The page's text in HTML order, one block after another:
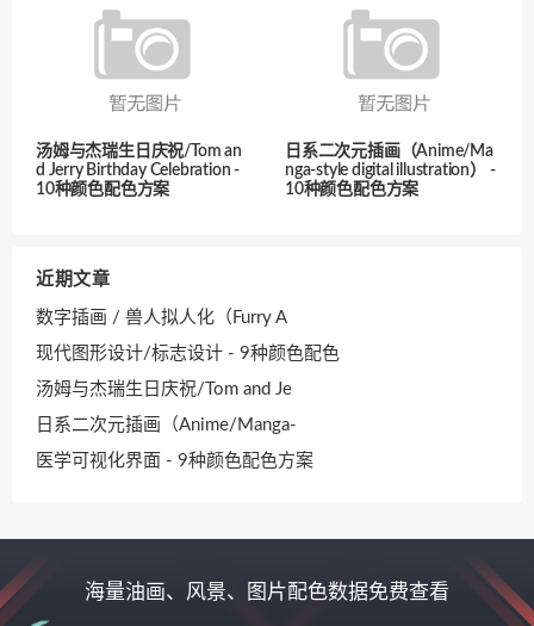
汤姆与杰瑞生日庆祝/Tom an
d Jerry Birthday Celebration -
10种颜色配色方案
日系二次元插画（Anime/Ma
nga-style digital illustration） -
10种颜色配色方案
近期文章
数字插画 / 兽人拟人化（Furry A
现代图形设计/标志设计 - 9种颜色配色
汤姆与杰瑞生日庆祝/Tom and Je
日系二次元插画（Anime/Manga-
医学可视化界面 - 9种颜色配色方案
海量油画、风景、图片配色数据免费查看